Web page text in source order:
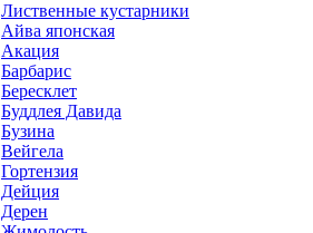
Лиственные кустарники
Айва японская
Акация
Барбарис
Бересклет
Буддлея Давида
Бузина
Вейгела
Гортензия
Дейция
Дерен